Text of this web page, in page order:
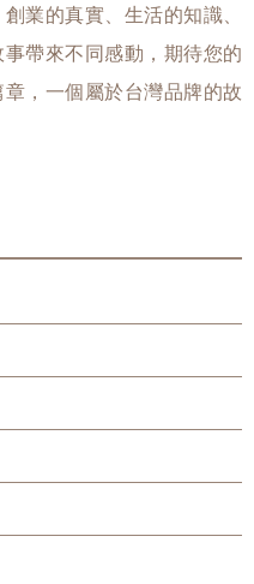
業的真實、生活的知識、
帶來不同感動，期待您的
，一個屬於台灣品牌的故